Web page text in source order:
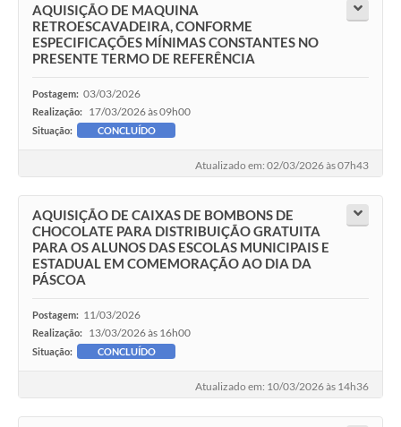
AQUISIÇÃO DE MAQUINA
RETROESCAVADEIRA, CONFORME
ESPECIFICAÇÕES MÍNIMAS CONSTANTES NO
PRESENTE TERMO DE REFERÊNCIA
Postagem: 03/03/2026
Realização: 17/03/2026 às 09h00
Situação: CONCLUÍDO
Atualizado em: 02/03/2026 às 07h43
AQUISIÇÃO DE CAIXAS DE BOMBONS DE
CHOCOLATE PARA DISTRIBUIÇÃO GRATUITA
PARA OS ALUNOS DAS ESCOLAS MUNICIPAIS E
ESTADUAL EM COMEMORAÇÃO AO DIA DA
PÁSCOA
Postagem: 11/03/2026
Realização: 13/03/2026 às 16h00
Situação: CONCLUÍDO
Atualizado em: 10/03/2026 às 14h36